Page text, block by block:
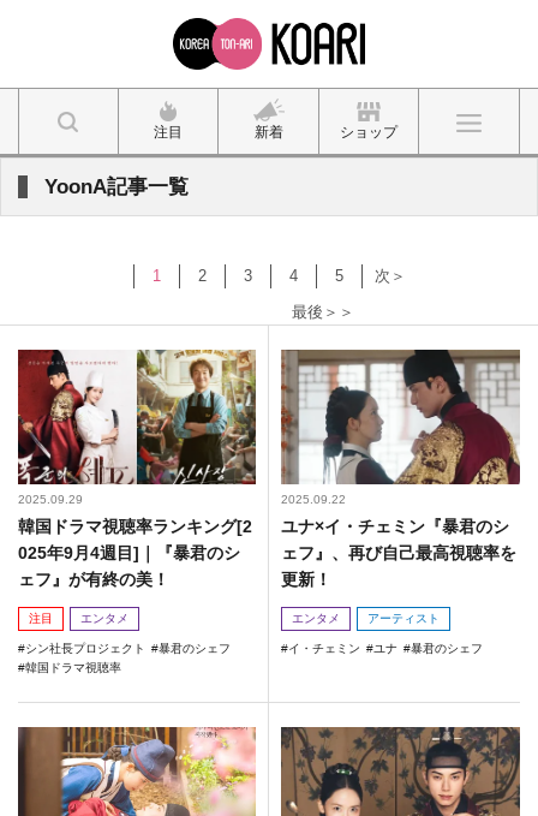
注目 新着 ショップ
YoonA記事一覧
1 2 3 4 5
次＞
最後＞＞
2025.09.29
韓国ドラマ視聴率ランキング[2
025年9月4週目]｜『暴君のシ
ェフ』が有終の美！
注目 エンタメ
シン社長プロジェクト
暴君のシェフ
韓国ドラマ視聴率
2025.09.22
ユナ×イ・チェミン『暴君のシ
ェフ』、再び自己最高視聴率を
更新！
エンタメ アーティスト
イ・チェミン ユナ 暴君のシェフ